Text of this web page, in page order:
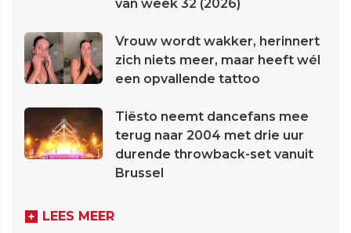
van week 32 (2026)
Vrouw wordt wakker, herinnert
zich niets meer, maar heeft wél
een opvallende tattoo
Tiësto neemt dancefans mee
terug naar 2004 met drie uur
durende throwback-set vanuit
Brussel
LEES MEER